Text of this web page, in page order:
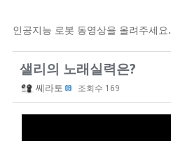
인공지능 로봇 동영상을 올려주세요.
샐리의 노래실력은?
쎄라토 조회수 169